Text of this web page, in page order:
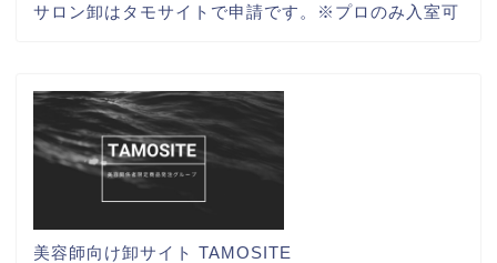
サロン卸はタモサイトで申請です。※プロのみ入室可
美容師向け卸サイト TAMOSITE